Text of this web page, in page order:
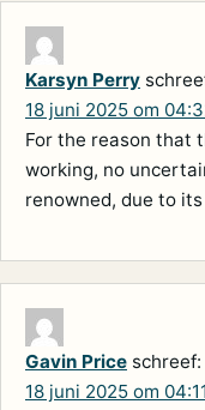
Karsyn Perry
18 juni 2025 om
For the reason that
working, no
renowned, due to
Gavin Price schreef:
18 juni 2025 om 04:11